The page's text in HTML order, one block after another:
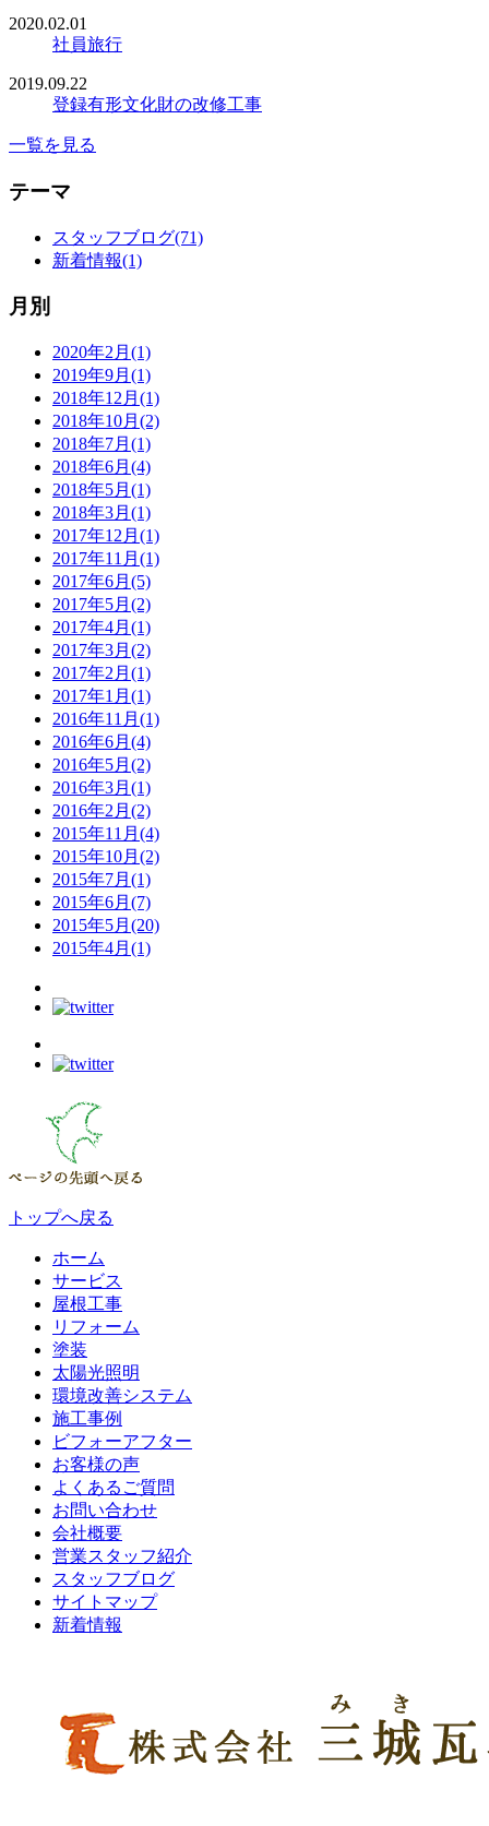
2020.02.01
社員旅行
2019.09.22
登録有形文化財の改修工事
一覧を見る
テーマ
スタッフブログ(71)
新着情報(1)
月別
2020年2月(1)
2019年9月(1)
2018年12月(1)
2018年10月(2)
2018年7月(1)
2018年6月(4)
2018年5月(1)
2018年3月(1)
2017年12月(1)
2017年11月(1)
2017年6月(5)
2017年5月(2)
2017年4月(1)
2017年3月(2)
2017年2月(1)
2017年1月(1)
2016年11月(1)
2016年6月(4)
2016年5月(2)
2016年3月(1)
2016年2月(2)
2015年11月(4)
2015年10月(2)
2015年7月(1)
2015年6月(7)
2015年5月(20)
2015年4月(1)
トップへ戻る
ホーム
サービス
屋根工事
リフォーム
塗装
太陽光照明
環境改善システム
施工事例
ビフォーアフター
お客様の声
よくあるご質問
お問い合わせ
会社概要
営業スタッフ紹介
スタッフブログ
サイトマップ
新着情報